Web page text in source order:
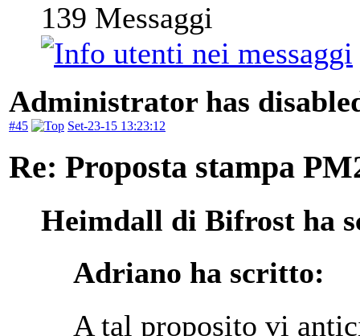
139 Messaggi
Administrator has
#45 Set-23-15 13:23:12
Re: Proposta stampa
Heimdall di Bifrost ha
Adriano ha scritto:
A tal proposito vi